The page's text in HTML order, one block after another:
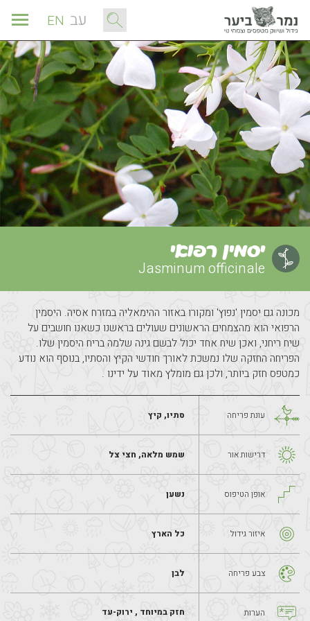
עב EN
יסמין רפואי
Jasminum officinale
כמטפס חזק ביותר, ולכן גם מומלץ מאוד על ידינו .
עונת פריחה סתיו, קיץ
דרישות אור שמש מלאה, חצי צל
אופן הטיפוס נשען
איזור גידול כל הארץ
צבע פריחה לבן
הערות חזק במיוחד , ירוק-עד